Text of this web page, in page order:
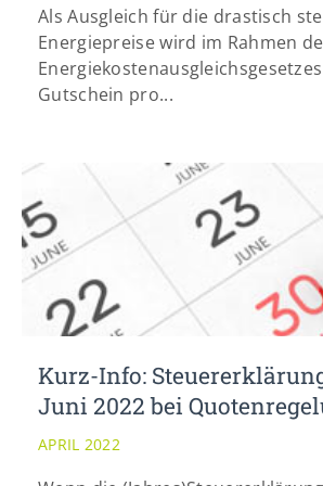
Als Ausgleich für die drastisch
Energiepreise wird im Rahmen
Gutschein pro...
Kurz-Info:
Juni 2022 bei
APRIL 2022